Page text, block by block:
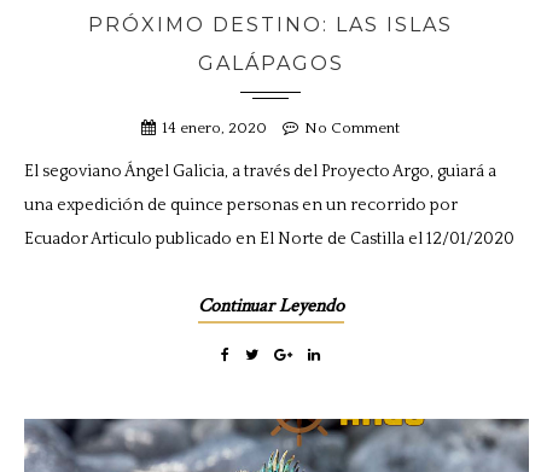
PRÓXIMO DESTINO: LAS ISLAS
GALÁPAGOS
14 enero, 2020 No Comment
El segoviano Ángel Galicia, a través del Proyecto Argo, guiará a
una expedición de quince personas en un recorrido por
Ecuador Articulo publicado en El Norte de Castilla el 12/01/2020
Continuar Leyendo